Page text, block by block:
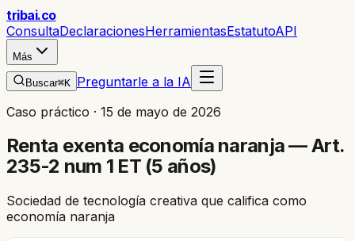
tribai.co
ConsultaDeclaracionesHerramientasEstatutoAPI
Más
Buscar⌘K Preguntarle a la IA
Caso práctico · 15 de mayo de 2026
Renta exenta economía naranja — Art.
235-2 num 1 ET (5 años)
Sociedad de tecnología creativa que califica como
economía naranja